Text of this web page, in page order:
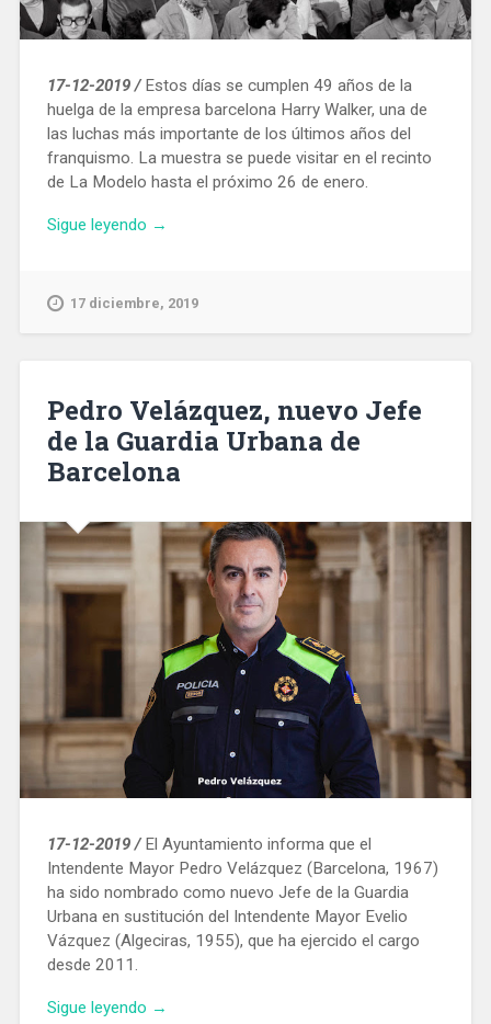
17-12-2019 /Estos días se cumplen 49 años de la
huelga de la empresa barcelona Harry Walker, una de
las luchas más importante de los últimos años del
franquismo. La muestra se puede visitar en el recinto
de La Modelo hasta el próximo 26 de enero.
Sigue leyendo «Una
en
de
Harry
Walker,
62
días»
→
17 diciembre, 2019
Pedro Velázquez, nuevo Jefe
de la Guardia Urbana de
Barcelona
17-12-2019 /El Ayuntamiento informa que el
Intendente Mayor Pedro Velázquez (Barcelona, 1967)
ha sido nombrado como nuevo Jefe de la Guardia
Urbana en sustitución del Intendente Mayor Evelio
Vázquez (Algeciras, 1955), que ha ejercido el cargo
desde 2011.
Sigue leyendo «Pedro
→